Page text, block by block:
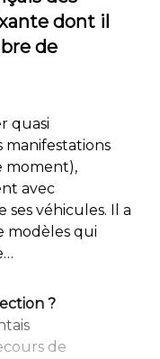
dont il
de
quasi
manifestations
moment),
avec
ses véhicules. Il a
modèles qui
?
de